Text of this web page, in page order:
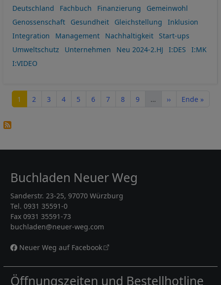
Deutschland
Fachbuch Finanzierung
Gemeinwohl
Genossenschaft
Gesundheit Gleichstellung
Inklusion
Integration
Management Nachhaltigkeit
Start-ups
Umweltschutz
Unternehmen Neu 2024-2.HJ I:DES
I:MK
I:VIDEO
Seite
1 Seite
2 Seite
3 Seite
4 Seite
5 Seite
6 Seite
7 Seite
8 Seite
9 … Nächste Seite
›› Letzte Seite
Ende »
Buchladen Neuer Weg
Sanderstr. 23-25, 97070 Würzburg
Tel. 0931 35591-0
Fax 0931 35591-73
buchladen@neuer-weg.com
Neuer Weg auf Facebook
Öffnungszeiten und Bestellhotline